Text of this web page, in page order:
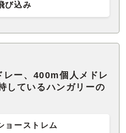
び込み
ー、400m個人メドレ
しているハンガリーの
ョーストレム